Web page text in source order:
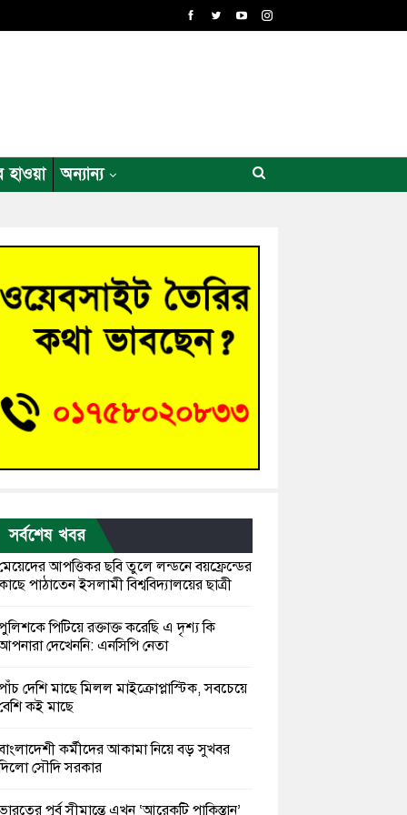
হাওয়া অন্যান্য
সর্বশেষ খবর
আপত্তিকর ছবি তুলে লন্ডনে বয়ফ্রেন্ডের
পাঠাতেন ইসলামী বিশ্ববিদ্যালয়ের ছাত্রী
পিটিয়ে রক্তাক্ত করেছি এ দৃশ্য কি
দেখেননি: এনসিপি নেতা
দেশি মাছে মিলল মাইক্রোপ্লাস্টিক, সবচেয়ে
কই মাছে
কর্মীদের আকামা নিয়ে বড় সুখবর
সৌদি সরকার
পূর্ব সীমান্তে এখন ‘আরেকটি পাকিস্তান’